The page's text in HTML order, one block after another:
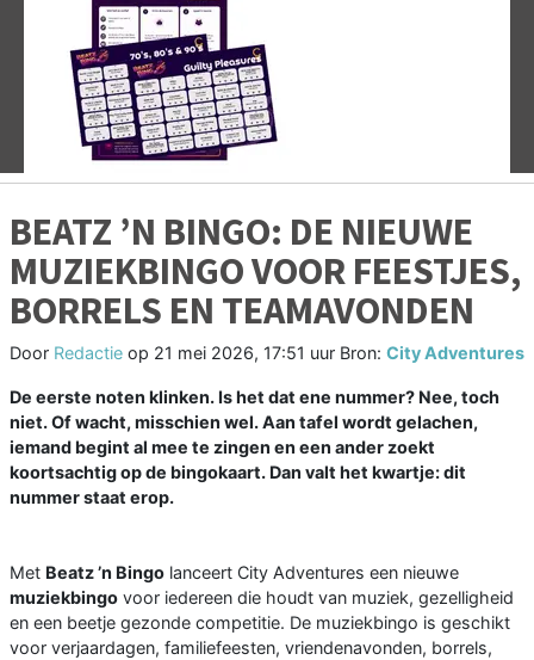
BEATZ ’N BINGO: DE NIEUWE
MUZIEKBINGO VOOR FEESTJES,
BORRELS EN TEAMAVONDEN
Door Redactie op 21 mei 2026, 17:51 uur Bron: City Adventures
De eerste noten klinken. Is het dat ene nummer? Nee, toch
niet. Of wacht, misschien wel. Aan tafel wordt gelachen,
iemand begint al mee te zingen en een ander zoekt
koortsachtig op de bingokaart. Dan valt het kwartje: dit
nummer staat erop.
Met Beatz ’n Bingo lanceert City Adventures een nieuwe
muziekbingo voor iedereen die houdt van muziek, gezelligheid
en een beetje gezonde competitie. De muziekbingo is geschikt
voor verjaardagen, familiefeesten, vriendenavonden, borrels,